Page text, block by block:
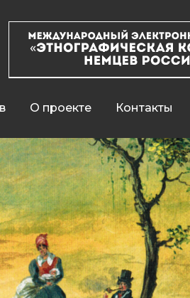
О проекте Контакты